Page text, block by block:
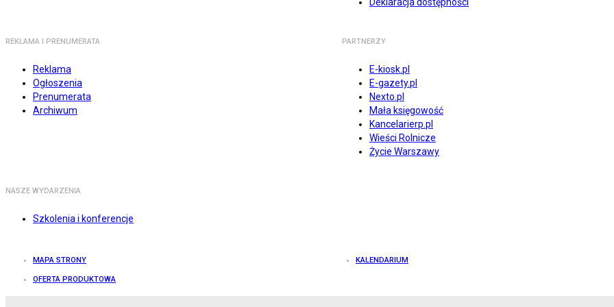
REKLAMA I PRENUMERATA
Reklama
Ogłoszenia
Prenumerata
Archiwum
PARTNERZY
E-kiosk.pl
E-gazety.pl
Nexto.pl
Mała księgowość
Kancelarierp.pl
Wieści Rolnicze
Życie Warszawy
NASZE WYDARZENIA
Szkolenia i konferencje
MAPA STRONY KALENDARIUM
OFERTA PRODUKTOWA